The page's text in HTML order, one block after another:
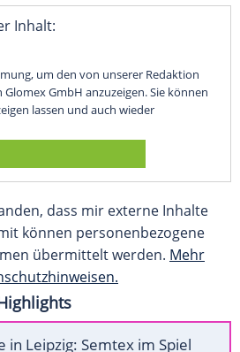
Inhalt:
um den von unserer Redaktion
GmbH anzuzeigen. Sie können
lassen und auch wieder
dass mir externe Inhalte
können personenbezogene
übermittelt werden. Mehr
in Leipzig: Semtex im Spiel